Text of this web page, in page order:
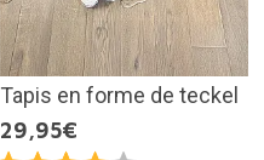
Tapis en forme de teckel
29,95€